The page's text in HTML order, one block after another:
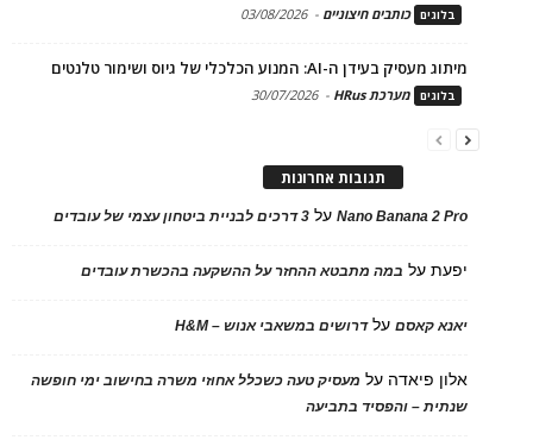
בלוגים כותבים חיצוניים -
03/08/2026
מיתוג מעסיק בעידן ה-AI: המנוע הכלכלי של גיוס ושימור טלנטים
בלוגים מערכת HRus -
30/07/2026
תגובות אחרונות
Nano Banana 2 Proעל 3 דרכים לבניית ביטחון עצמי של עובדים
יפעתעל במה מתבטא ההחזר על ההשקעה בהכשרת עובדים
יאנא קאסםעלדרושים במשאבי אנוש – H&M
אלון פיאדה על מעסיק טעה כשכלל אחוזי משרה בחישוב ימי חופשה
שנתית – והפסיד בתביעה